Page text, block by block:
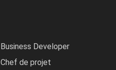
Business Developer
Chef de projet